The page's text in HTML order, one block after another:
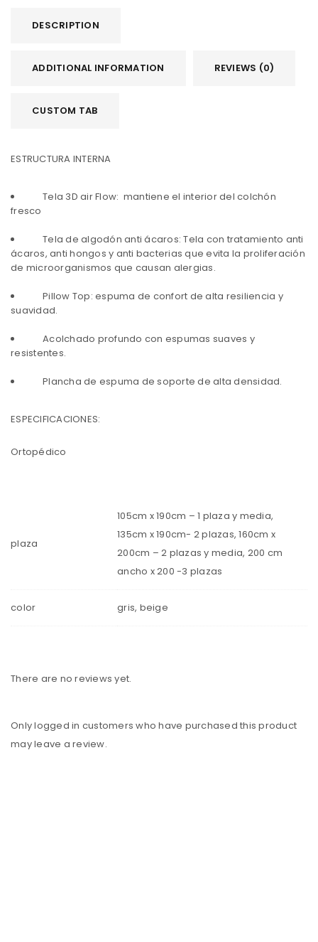
DESCRIPTION
ADDITIONAL INFORMATION REVIEWS (0)
CUSTOM TAB
ESTRUCTURA INTERNA
Tela 3D air Flow: mantiene el interior del colchón
fresco
Tela de algodón anti ácaros: Tela con tratamiento anti
ácaros, anti hongos y anti bacterias que evita la proliferación
de microorganismos que causan alergias.
Pillow Top: espuma de confort de alta resiliencia y
suavidad.
Acolchado profundo con espumas suaves y
resistentes.
Plancha de espuma de soporte de alta densidad.
ESPECIFICACIONES:
Ortopédico
plaza
105cm x 190cm – 1 plaza y media,
135cm x 190cm- 2 plazas, 160cm x
200cm – 2 plazas y media, 200 cm
ancho x 200 -3 plazas
color gris, beige
There are no reviews yet.
Only logged in customers who have purchased this product
may leave a review.